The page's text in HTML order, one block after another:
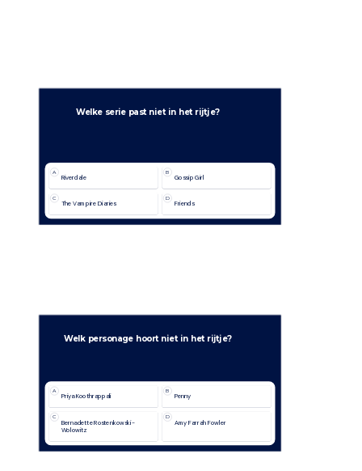
Welke serie past niet in het rijtje?
A
Riverdale
B
Gossip Girl
C
The Vampire Diaries
D
Friends
Welk personage hoort niet in het rijtje?
A
Priya Koothrappali
B
Penny
C
Bernadette Rostenkowski-
Wolowitz
D
Amy Farrah Fowler